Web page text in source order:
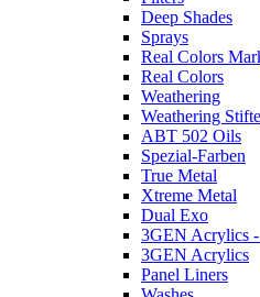
Deep Shades
Sprays
Real Colors
Real Colors
Weathering
Weathering Stifte
ABT 502 Oils
Spezial-Farben
True Metal
Xtreme Metal
Dual Exo
3GEN Acrylics -
3GEN Acrylics
Panel Liners